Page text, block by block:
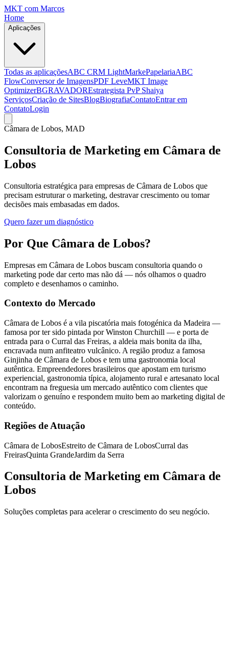
MKT com Marcos
Home
Aplicações
Todas as aplicaçõesABC CRM LightMarkePapelariaABC
FlowConversor de ImagensPDF LeveMKT Image
OptimizerBGRAVADOREstrategista PvP Shaiya
ServiçosCriação de SitesBlogBiografiaContatoEntrar em
ContatoLogin
Câmara de Lobos, MAD
Consultoria de Marketing em Câmara de
Lobos
Consultoria estratégica para empresas de Câmara de Lobos que
precisam estruturar o marketing, destravar crescimento ou tomar
decisões mais embasadas em dados.
Quero fazer um diagnóstico
Por Que Câmara de Lobos?
Empresas em Câmara de Lobos buscam consultoria quando o
marketing pode dar certo mas não dá — nós olhamos o quadro
completo e desenhamos o caminho.
Contexto do Mercado
Câmara de Lobos é a vila piscatória mais fotogénica da Madeira —
famosa por ter sido pintada por Winston Churchill — e porta de
entrada para o Curral das Freiras, a aldeia mais bonita da ilha,
encravada num anfiteatro vulcânico. A região produz a famosa
Ginjinha de Câmara de Lobos e tem uma gastronomia local
autêntica. Empreendedores brasileiros que apostam em turismo
experiencial, gastronomia típica, alojamento rural e artesanato local
encontram na freguesia um mercado autêntico com clientes que
valorizam o genuíno e respondem muito bem ao marketing digital de
conteúdo.
Regiões de Atuação
Câmara de LobosEstreito de Câmara de LobosCurral das
FreirasQuinta GrandeJardim da Serra
Consultoria de Marketing em Câmara de
Lobos
Soluções completas para acelerar o crescimento do seu negócio.